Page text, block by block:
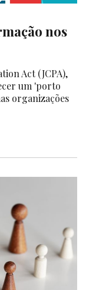
nos
Act (JCPA),
um 'porto
organizações